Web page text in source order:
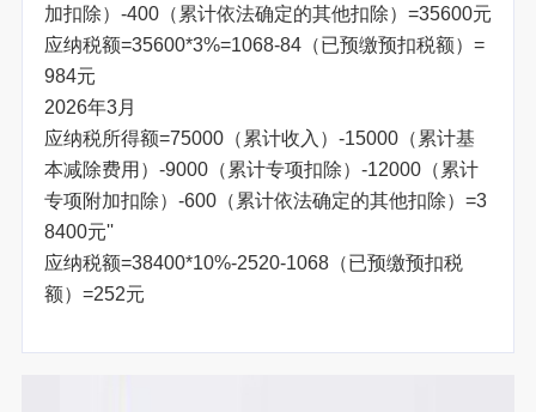
加扣除）-400（累计依法确定的其他扣除）=35600元
应纳税额=35600*3%=1068-84（已预缴预扣税额）=
984元
2026年3月
应纳税所得额=75000（累计收入）-15000（累计基
本减除费用）-9000（累计专项扣除）-12000（累计
专项附加扣除）-600（累计依法确定的其他扣除）=3
8400元''
应纳税额=38400*10%-2520-1068（已预缴预扣税
额）=252元